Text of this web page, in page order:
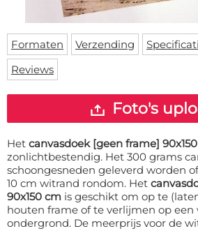
Vloermat
Skateboard deck
Levertijden
Inloggen
WhatsApp
Formaten Verzending
Reviews
Foto's
Het canvasdoek [geen frame]
zonlichtbestendig. Het 300 grams
schoongesneden geleverd worden
10 cm witrand rondom. Het
90x150 cm is geschikt om op te
houten frame of te verlijmen op een
ondergrond. De meerprijs voor de